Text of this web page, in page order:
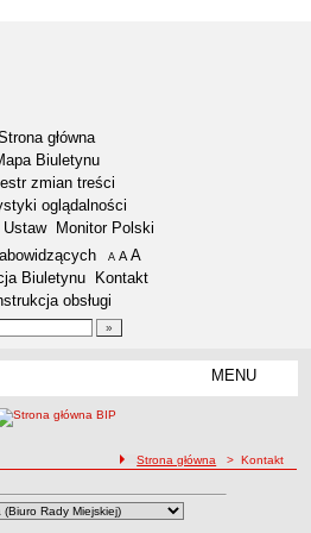
główna
Biuletynu
zmian treści
oglądalności
Ustaw
Monitor Polski
A pomniejsz czcionkę
A standardowy rozmiar czcionki
A
Biuletynu
Kontakt
obsługi
MENU
ścieżka nawigacji
Strona główna > Kontakt